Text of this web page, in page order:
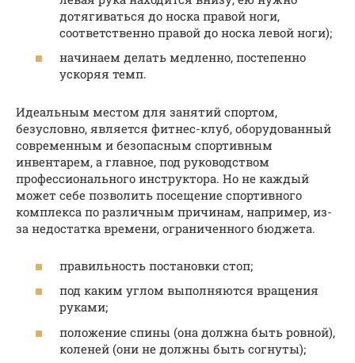
дотягиваться до носка правой ноги,
соответственно правой до носка левой ноги);
начинаем делать медленно, постепенно
ускоряя темп.
Идеальным местом для занятий спортом,
безусловно, является фитнес-клуб, оборудованный
современным и безопасным спортивным
инвентарем, а главное, под руководством
профессионального инструктора. Но не каждый
может себе позволить посещение спортивного
комплекса по различным причинам, например, из-
за недостатка времени, ограниченного бюджета.
правильность постановки стоп;
под каким углом выполняются вращения
руками;
положение спины (она должна быть ровной),
коленей (они не должны быть согнуты);